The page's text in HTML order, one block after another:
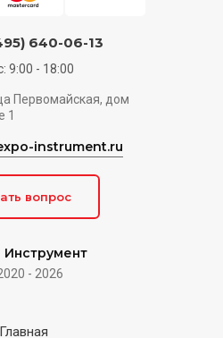
Инструмент
- 2026
640-06-13
9:00 - 18:00
Первомайская, дом
1
instrument.ru
вопрос
Главная